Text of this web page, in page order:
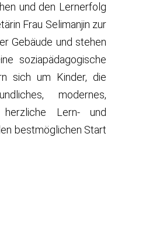
und den Lernerfolg
Frau Selimanjin zur
Gebäude und stehen
soziapädagogische
sich um Kinder, die
modernes,
Lern- und
bestmöglichen Start